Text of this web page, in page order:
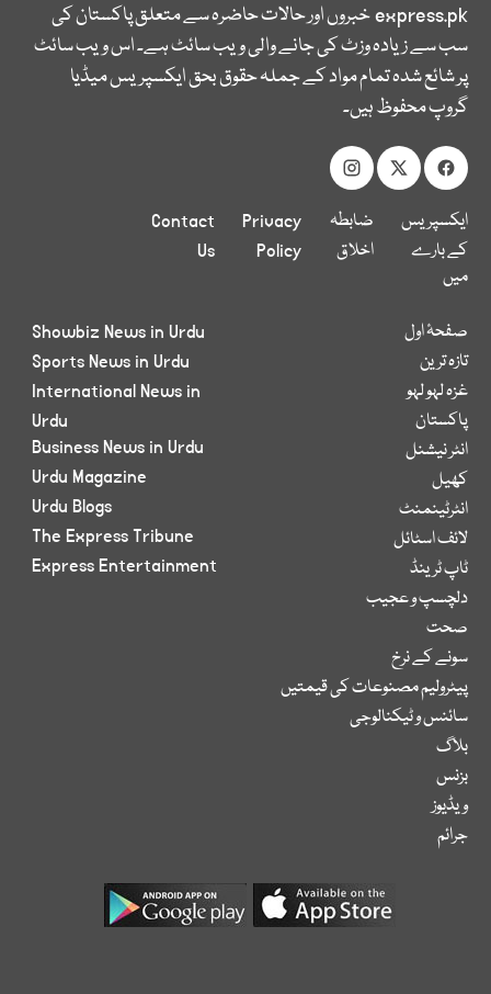
express.pkخبروں اور حالات حاضرہ سے متعلق پاکستان کی
سب سے زیادہ وزٹ کی جانے والی ویب سائٹ ہے۔ اس ویب سائٹ
پر شائع شدہ تمام مواد کے جملہ حقوق بحق ایکسپریس میڈیا
گروپ محفوظ ہیں۔
ایکسپریس
کے بارے
میں
ضابطہ
اخلاق
Privacy
Policy
Contact
Us
صفحۂ اول
تازہ ترین
غزہ لہو لہو
پاکستان
انٹر نیشنل
کھیل
انٹرٹینمنٹ
لائف اسٹائل
ٹاپ ٹرینڈ
دلچسپ و عجیب
صحت
سونے کے نرخ
پیٹرولیم مصنوعات کی قیمتیں
سائنس و ٹیکنالوجی
بلاگ
بزنس
ویڈیوز
جرائم
Showbiz News in Urdu
Sports News in Urdu
International News in
Urdu
Business News in Urdu
Urdu Magazine
Urdu Blogs
The Express Tribune
Express Entertainment